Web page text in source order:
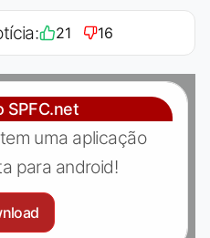
21 16
SPFC.net
uma aplicação
para android!